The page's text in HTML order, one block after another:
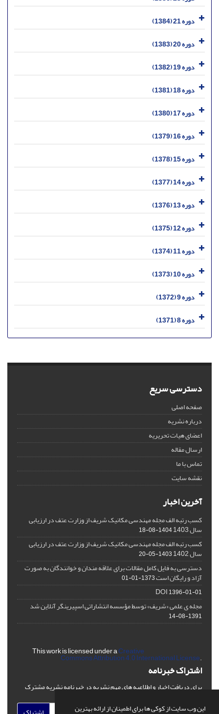
این وب سایت از کوکی ها برای اطمینان از ارائه بهترین
دوره 21 (1384)
دوره 20 (1383)
دوره 19 (1382)
دوره 18 (1381)
دوره 17 (1380)
دوره 16 (1379)
دوره 15 (1378)
دوره 14 (1377)
دوره 13 (1376)
دوره 12 (1375)
دوره 11 (1374)
دوره 10 (1373)
دوره 9 (1372)
دوره 8 (1371)
دسترسی سریع
صفحه اصلی
درباره نشریه
اعضای هیات تحریریه
ارسال مقاله
تماس با ما
نقشه سایت
آخرین اخبار
کسب رتبه الف مجله مهندسی مکانیک شریف از وزارت عتف در ارزیابی
سال 1403 1404-08-18
کسب رتبه الف مجله مهندسی مکانیک شریف از وزارت عتف در ارزیابی
سال 1402 1403-05-20
دسترسی به فایل کامل مقالات برای علاقه مندان و خوانندگان به صورت
آزاد و رایگان است1373-01-01
DOI1396-01-01
مجله ی علمی «شریف» توسط مؤسسه انتشاراتی اسپیرینگر آنلاین شد
1391-08-14
This work is licensed under aCreative
Commons Attribution 4.0 International License.
اشتراک خبرنامه
برای دریافت اخبار و اطلاعیه های مهم نشریه در خبرنامه نشریه مشترک